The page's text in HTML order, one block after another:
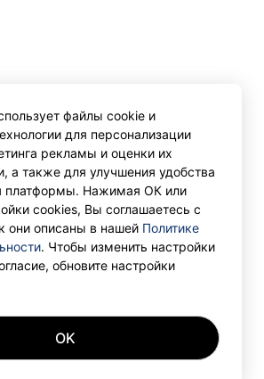
файлы cookie и
для персонализации
рекламы и оценки их
а также для улучшения удобства
платформы. Нажимая ОК или
cookies, Вы соглашаетесь с
они описаны в нашей Политике
. Чтобы изменить настройки
обновите настройки
OK